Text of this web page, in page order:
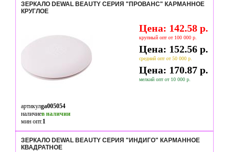
ЗЕРКАЛО DEWAL BEAUTY СЕРИЯ "ПРОВАНС" КАРМАННОЕ
КРУГЛОЕ
Цена: 142.58 р.
крупный опт от 100 000 р.
Цена: 152.56 р.
средний опт от 50 000 р.
Цена: 170.87 р.
мелкий опт от 10 000 р.
артикулga005054
наличиев наличии
мин опт.1
ЗЕРКАЛО DEWAL BEAUTY СЕРИЯ "ИНДИГО" КАРМАННОЕ
КВАДРАТНОЕ